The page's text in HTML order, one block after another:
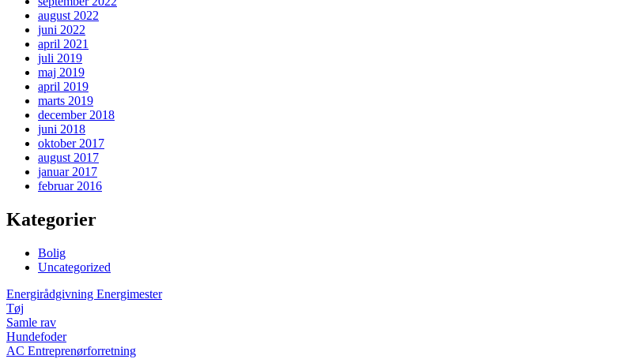
august 2022
juni 2022
april 2021
juli 2019
maj 2019
april 2019
marts 2019
december 2018
juni 2018
oktober 2017
august 2017
januar 2017
februar 2016
Kategorier
Bolig
Uncategorized
Energirådgivning Energimester
Tøj
Samle rav
Hundefoder
AC Entreprenørforretning